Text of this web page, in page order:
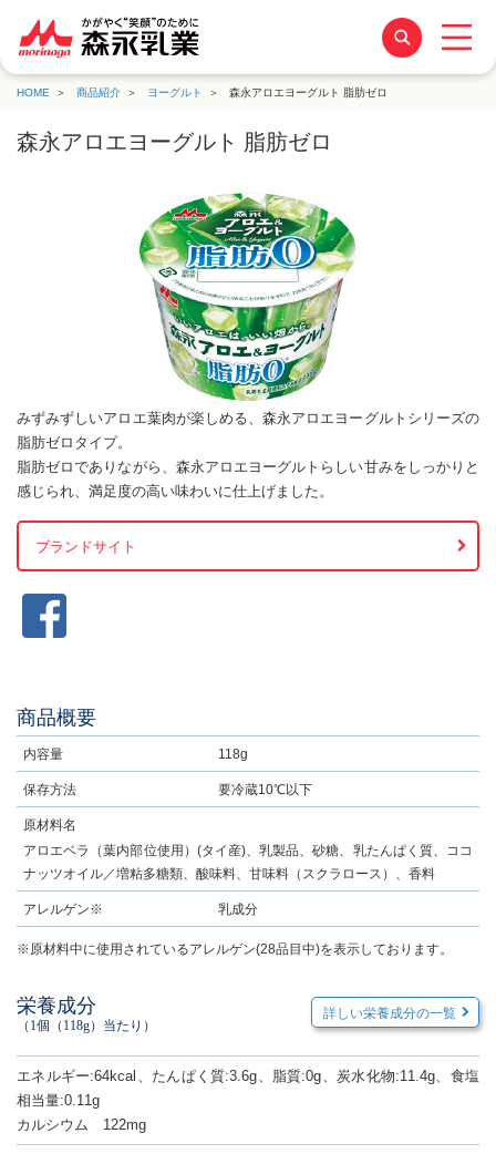
HOME 商品紹介 ヨーグルト 森永アロエヨーグルト 脂肪ゼロ
森永アロエヨーグルト 脂肪ゼロ
みずみずしいアロエ葉肉が楽しめる、森永アロエヨーグルトシリーズの
脂肪ゼロタイプ。
脂肪ゼロでありながら、森永アロエヨーグルトらしい甘みをしっかりと
感じられ、満足度の高い味わいに仕上げました。
ブランドサイト
商品概要
内容量 118g
保存方法 要冷蔵10℃以下
原材料名
アロエベラ（葉内部位使用）(タイ産)、乳製品、砂糖、乳たんぱく質、ココ
ナッツオイル／増粘多糖類、酸味料、甘味料（スクラロース）、香料
アレルゲン※ 乳成分
※原材料中に使用されているアレルゲン(28品目中)を表示しております。
栄養成分
（1個（118g）当たり）
詳しい栄養成分の一覧
エネルギー:64kcal、たんぱく質:3.6g、脂質:0g、炭水化物:11.4g、食塩
相当量:0.11g
カルシウム 122mg